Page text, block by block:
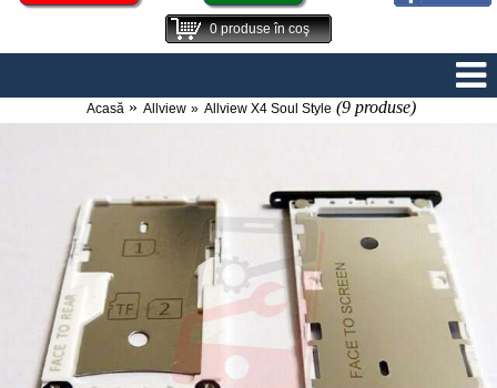
0produse în coş
Acasă Allview Allview X4 Soul Style (9 produse)